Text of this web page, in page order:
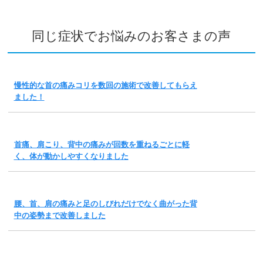
同じ症状でお悩みのお客さまの声
慢性的な首の痛みコリを数回の施術で改善してもらえ
ました！
首痛、肩こり、背中の痛みが回数を重ねるごとに軽
く、体が動かしやすくなりました
腰、首、肩の痛みと足のしびれだけでなく曲がった背
中の姿勢まで改善しました